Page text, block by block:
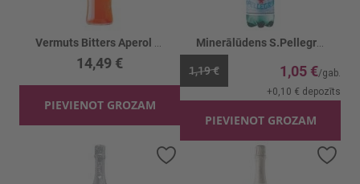
14,49 €
PIEVIENOT GROZAM
1,19 € 1,05 €
+0,10 € depozīts
PIEVIENOT GROZAM